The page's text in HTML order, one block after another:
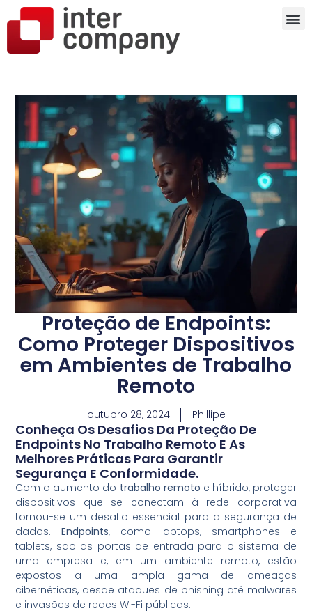
Proteção de Endpoints:
Como Proteger Dispositivos
em Ambientes de Trabalho
Remoto
outubro 28, 2024 Phillipe
Conheça Os Desafios Da Proteção De
Endpoints No Trabalho Remoto E As
Melhores Práticas Para Garantir
Segurança E Conformidade.
Com o aumento do trabalho remoto e híbrido, proteger
dispositivos que se conectam à rede corporativa
tornou-se um desafio essencial para a segurança de
dados.Endpoints, como laptops, smartphones e
tablets, são as portas de entrada para o sistema de
uma empresa e, em um ambiente remoto, estão
expostos a uma ampla gama de ameaças
cibernéticas, desde ataques de phishing até malwares
e invasões de redes Wi-Fi públicas.